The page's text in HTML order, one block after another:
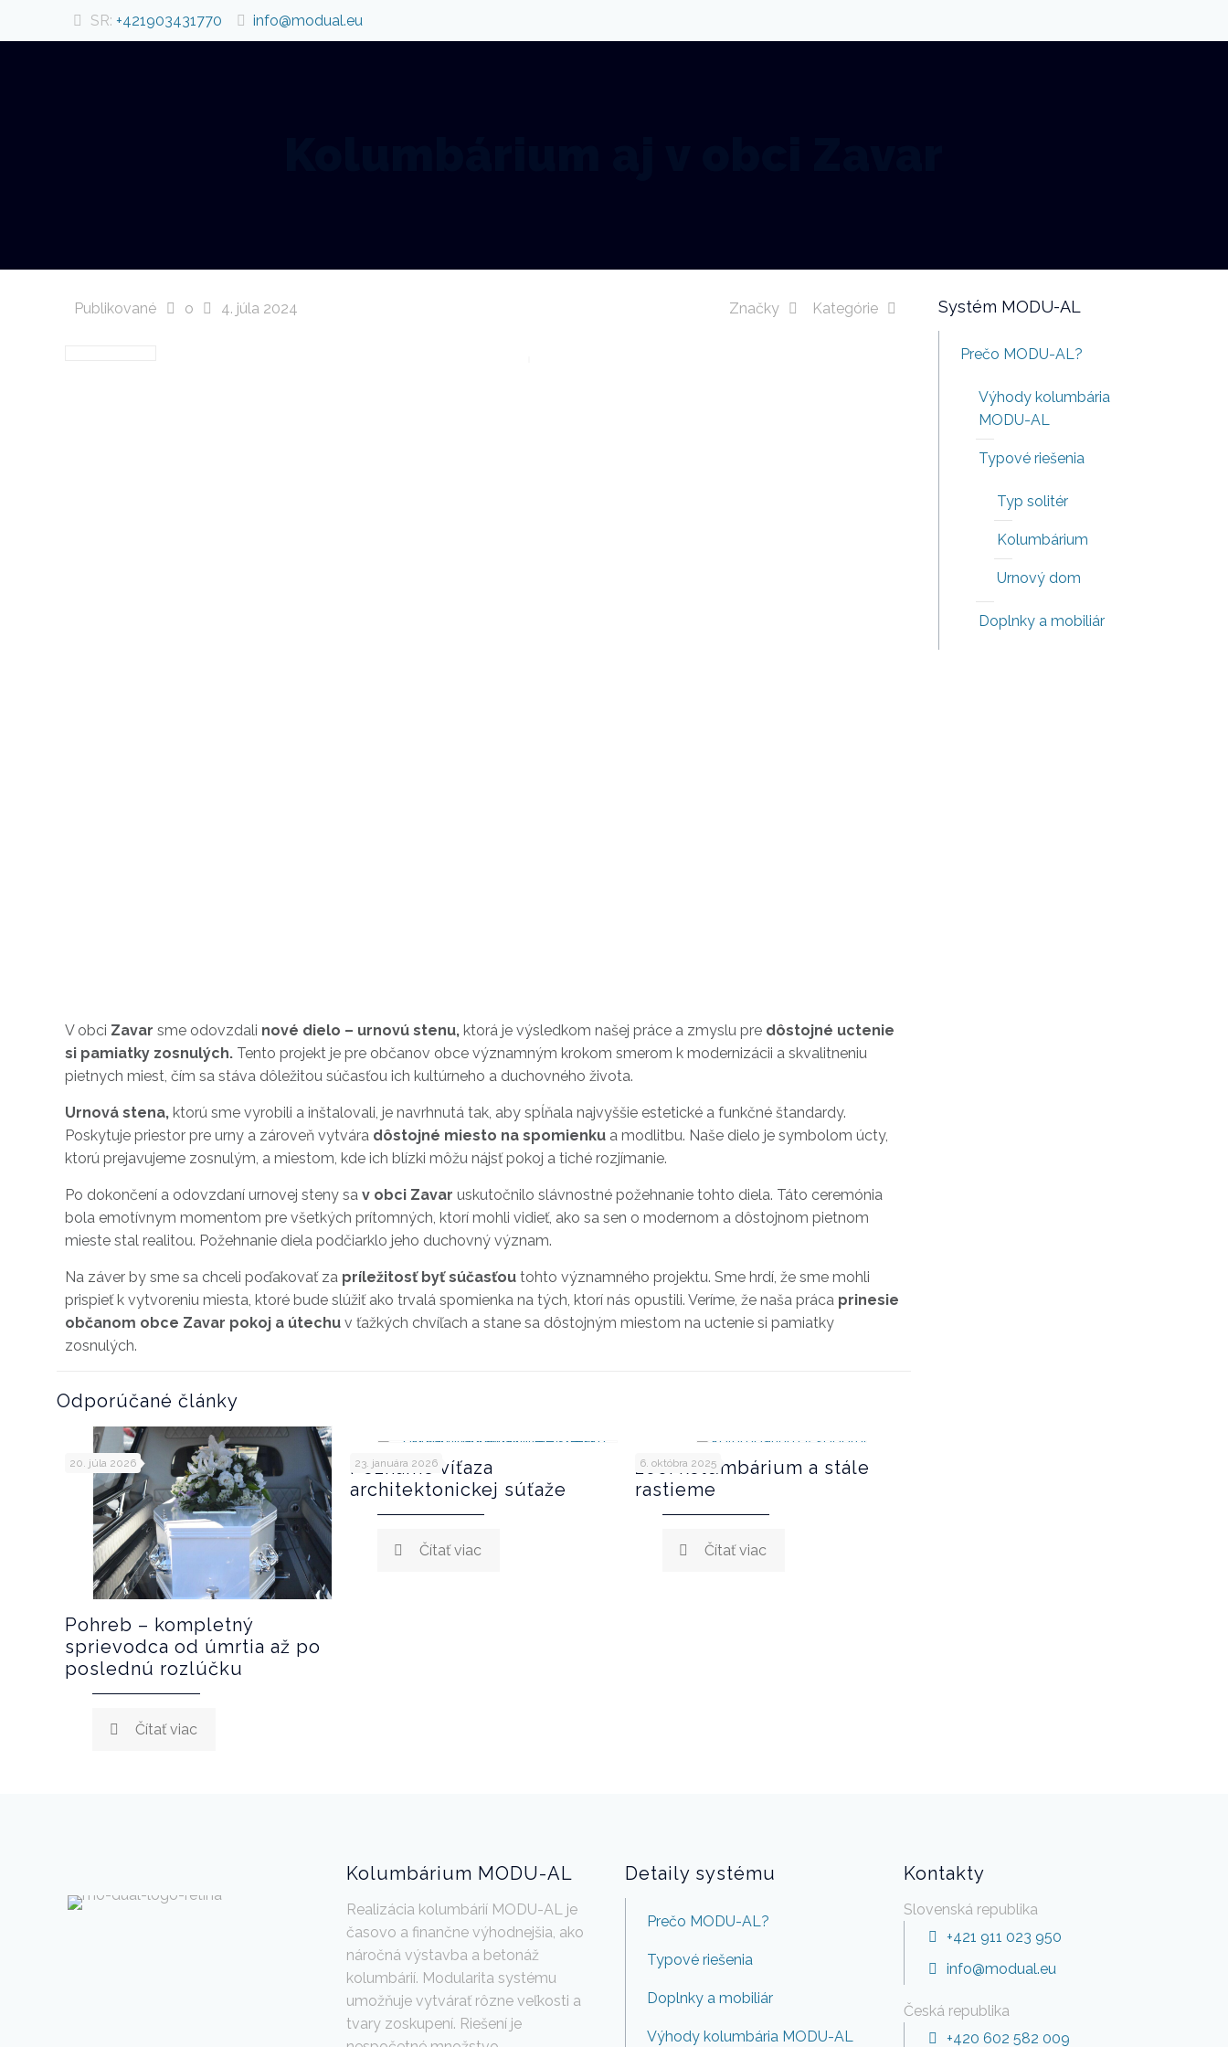
SR: +421903431770 info@modual.eu
Publikované o 4. júla 2024 Kategórie
Značky
V obci Zavar sme odovzdali nové dielo – urnovú stenu, ktorá je výsledkom našej práce a zmyslu pre dôstojné uctenie
si pamiatky zosnulých. Tento projekt je pre občanov obce významným krokom smerom k modernizácii a skvalitneniu
pietnych miest, čím sa stáva dôležitou súčasťou ich kultúrneho a duchovného života.
Urnová stena, ktorú sme vyrobili a inštalovali, je navrhnutá tak, aby spĺňala najvyššie estetické a funkčné štandardy.
Poskytuje priestor pre urny a zároveň vytvára dôstojné miesto na spomienku a modlitbu. Naše dielo je symbolom úcty,
ktorú prejavujeme zosnulým, a miestom, kde ich blízki môžu nájsť pokoj a tiché rozjímanie.
Po dokončení a odovzdaní urnovej steny sav obci Zavar uskutočnilo slávnostné požehnanie tohto diela. Táto ceremónia
bola emotívnym momentom pre všetkých prítomných, ktorí mohli vidieť, ako sa sen o modernom a dôstojnom pietnom
mieste stal realitou. Požehnanie diela podčiarklo jeho duchovný význam.
Na záver by sme sa chceli poďakovať za príležitosť byť súčasťou tohto významného projektu. Sme hrdí, že sme mohli
prispieť k vytvoreniu miesta, ktoré bude slúžiť ako trvalá spomienka na tých, ktorí nás opustili. Veríme, že naša práca prinesie
občanom obce Zavar pokoj a útechu v ťažkých chvíľach a stane sa dôstojným miestom na uctenie si pamiatky
zosnulých.
Odporúčané články
20. júla 2026
Pohreb – kompletný
sprievodca od úmrtia až po
poslednú rozlúčku
Čítať viac
23. januára 2026
Poznáme víťaza
architektonickej súťaže
Čítať viac
6. októbra 2025
200. kolumbárium a stále
rastieme
Čítať viac
Systém MODU-AL
Prečo MODU-AL?
Výhody kolumbária
MODU-AL
Typové riešenia
Typ solitér
Kolumbárium
Urnový dom
Doplnky a mobiliár
Kolumbárium MODU-AL
Realizácia kolumbárií MODU-AL je
časovo a finančne výhodnejšia, ako
náročná výstavba a betonáž
kolumbárií. Modularita systému
umožňuje vytvárať rôzne veľkosti a
tvary zoskupení. Riešení je
Detaily systému
Prečo MODU-AL?
Typové riešenia
Doplnky a mobiliár
Výhody kolumbária MODU-AL
Kontakty
Slovenská republika
+421 911 023 950
info@modual.eu
Česká republika
+420 602 582 009